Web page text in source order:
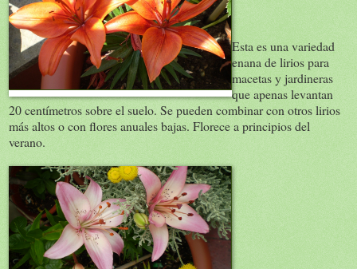
Esta es una variedad
enana de lirios para
macetas y jardineras
que apenas levantan
20 centímetros sobre el suelo. Se pueden combinar con otros lirios
más altos o con flores anuales bajas. Florece a principios del
verano.